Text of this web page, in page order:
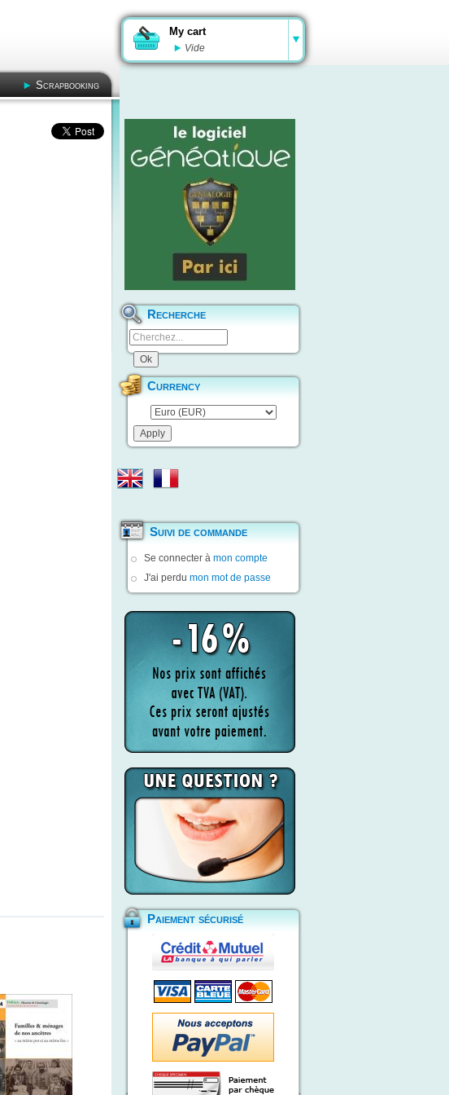
My cart
Vide
Scrapbooking
Recherche
Currency
Suivi de commande
Se connecter à mon compte
J'ai perdu mon mot de passe
Paiement sécurisé